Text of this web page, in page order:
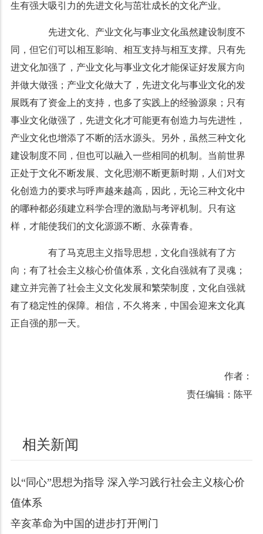
生有强大吸引力的先进文化与茁壮成长的文化产业。
先进文化、产业文化与事业文化虽然建设制度不
同，但它们可以相互影响、相互支持与相互支撑。只有先
进文化加强了，产业文化与事业文化才能保证好发展方向
并做大做强；产业文化做大了，先进文化与事业文化的发
展既有了资金上的支持，也多了实践上的经验源泉；只有
事业文化做强了，先进文化才可能更有创造力与先进性，
产业文化也增添了不断的活水源头。另外，虽然三种文化
建设制度不同，但也可以融入一些相同的机制。当前世界
正处于文化不断发展、文化思潮不断更新时期，人们对文
化创造力的要求与呼声越来越高，因此，无论三种文化中
的哪种都必须建立科学合理的激励与考评机制。只有这
样，才能使我们的文化源源不断、永葆青春。
有了马克思主义指导思想，文化自强就有了方
向；有了社会主义核心价值体系，文化自强就有了灵魂；
建立并完善了社会主义文化发展和繁荣制度，文化自强就
有了稳定性的保障。相信，不久将来，中国会迎来文化真
正自强的那一天。
作者：
责任编辑：陈平
相关新闻
以“同心”思想为指导 深入学习践行社会主义核心价
值体系
辛亥革命为中国的进步打开闸门